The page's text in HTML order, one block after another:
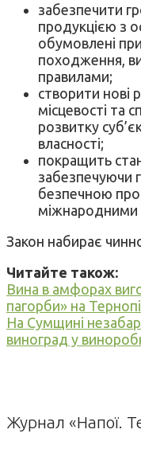
забезпечити
продукцією з
обумовлені
походження,
правилами;
створити нові
місцевості та
розвитку
власності;
покращить
забезпечуючи
безпечною
міжнародними
Закон набирає
Читайте також:
Вина в амфорах
пагорби» на
На Сумщині
виноград у
Журнал «Напої.